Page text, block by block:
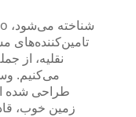
تامین‌کننده‌های
نقلیه، از
می‌کنیم.
طراحی شده
زمین خوب،